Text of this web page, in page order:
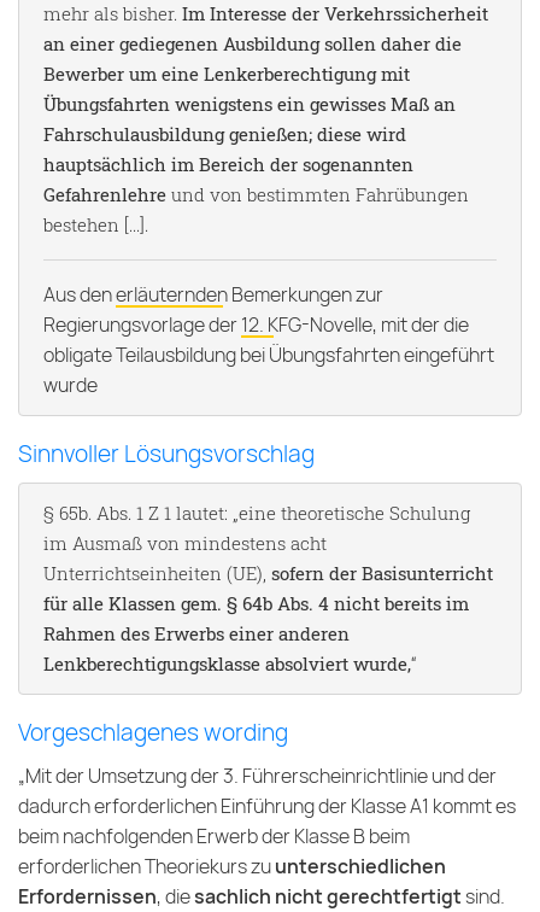
mehr als bisher. Im Interesse der Verkehrssicherheit
an einer gediegenen Ausbildung sollen daher die
Bewerber um eine Lenkerberechtigung mit
Übungsfahrten wenigstens ein gewisses Maß an
Fahrschulausbildung genießen; diese wird
hauptsächlich im Bereich der sogenannten
Gefahrenlehre und von bestimmten Fahrübungen
bestehen [...].
Aus denerläuternden Bemerkungen zur
Regierungsvorlageder12. KFG-Novelle, mit der die
obligate Teilausbildung bei Übungsfahrten eingeführt
wurde
Sinnvoller Lösungsvorschlag
§ 65b. Abs. 1 Z 1 lautet: „eine theoretische Schulung
im Ausmaß von mindestens acht
Unterrichtseinheiten (UE), sofern der Basisunterricht
für alle Klassen gem. § 64b Abs. 4 nicht bereits im
Rahmen des Erwerbs einer anderen
Lenkberechtigungsklasse absolviert wurde,“
Vorgeschlagenes wording
„Mit der Umsetzung der 3. Führerscheinrichtlinie und der
dadurch erforderlichen Einführung der Klasse A1 kommt es
beim nachfolgenden Erwerb der Klasse B beim
erforderlichen Theoriekurs zuunterschiedlichen
Erfordernissen, diesachlich nicht gerechtfertigt sind.